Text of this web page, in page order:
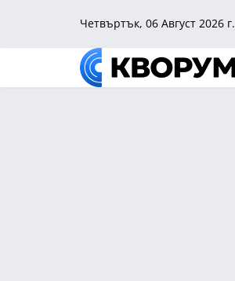
Четвъртък, 06 Август 2026 г.